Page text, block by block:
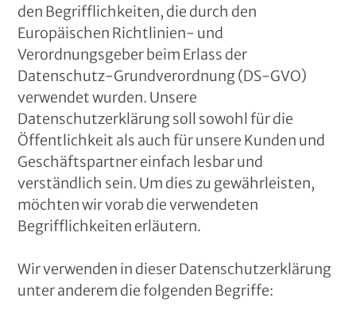
den Begrifflichkeiten, die durch den
Europäischen Richtlinien- und
Verordnungsgeber beim Erlass der
Datenschutz-Grundverordnung (DS-GVO)
verwendet wurden. Unsere
Datenschutzerklärung soll sowohl für die
Öffentlichkeit als auch für unsere Kunden und
Geschäftspartner einfach lesbar und
verständlich sein. Um dies zu gewährleisten,
möchten wir vorab die verwendeten
Begrifflichkeiten erläutern.
Wir verwenden in dieser Datenschutzerklärung
unter anderem die folgenden Begriffe: